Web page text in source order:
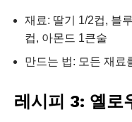
재료: 딸기 1/2컵, 블
컵, 아몬드 1큰술
만드는 법: 모든 재료
레시피 3: 옐로